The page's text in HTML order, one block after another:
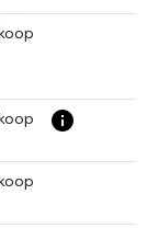
info_i